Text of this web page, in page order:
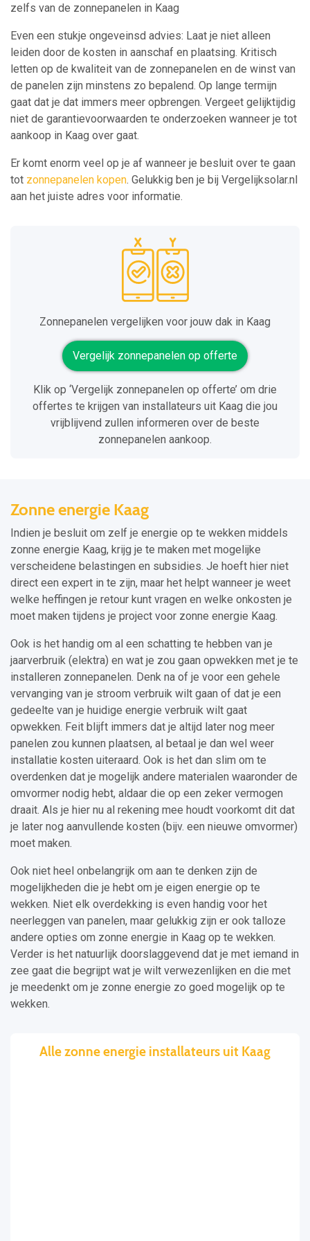
zelfs van de zonnepanelen in Kaag
Even een stukje ongeveinsd advies: Laat je niet alleen
leiden door de kosten in aanschaf en plaatsing. Kritisch
letten op de kwaliteit van de zonnepanelen en de winst van
de panelen zijn minstens zo bepalend. Op lange termijn
gaat dat je dat immers meer opbrengen. Vergeet gelijktijdig
niet de garantievoorwaarden te onderzoeken wanneer je tot
aankoop in Kaag over gaat.
Er komt enorm veel op je af wanneer je besluit over te gaan
tot zonnepanelen kopen. Gelukkig ben je bij Vergelijksolar.nl
aan het juiste adres voor informatie.
Zonnepanelen vergelijken voor jouw dak in Kaag
Vergelijk zonnepanelen op offerte
Klik op ‘Vergelijk zonnepanelen op offerte’ om drie
offertes te krijgen van installateurs uit Kaag die jou
vrijblijvend zullen informeren over de beste
zonnepanelen aankoop.
Zonne energie Kaag
Indien je besluit om zelf je energie op te wekken middels
zonne energie Kaag, krijg je te maken met mogelijke
verscheidene belastingen en subsidies. Je hoeft hier niet
direct een expert in te zijn, maar het helpt wanneer je weet
welke heffingen je retour kunt vragen en welke onkosten je
moet maken tijdens je project voor zonne energie Kaag.
Ook is het handig om al een schatting te hebben van je
jaarverbruik (elektra) en wat je zou gaan opwekken met je te
installeren zonnepanelen. Denk na of je voor een gehele
vervanging van je stroom verbruik wilt gaan of dat je een
gedeelte van je huidige energie verbruik wilt gaat
opwekken. Feit blijft immers dat je altijd later nog meer
panelen zou kunnen plaatsen, al betaal je dan wel weer
installatie kosten uiteraard. Ook is het dan slim om te
overdenken dat je mogelijk andere materialen waaronder de
omvormer nodig hebt, aldaar die op een zeker vermogen
draait. Als je hier nu al rekening mee houdt voorkomt dit dat
je later nog aanvullende kosten (bijv. een nieuwe omvormer)
moet maken.
Ook niet heel onbelangrijk om aan te denken zijn de
mogelijkheden die je hebt om je eigen energie op te
wekken. Niet elk overdekking is even handig voor het
neerleggen van panelen, maar gelukkig zijn er ook talloze
andere opties om zonne energie in Kaag op te wekken.
Verder is het natuurlijk doorslaggevend dat je met iemand in
zee gaat die begrijpt wat je wilt verwezenlijken en die met
je meedenkt om je zonne energie zo goed mogelijk op te
wekken.
Alle zonne energie installateurs uit Kaag